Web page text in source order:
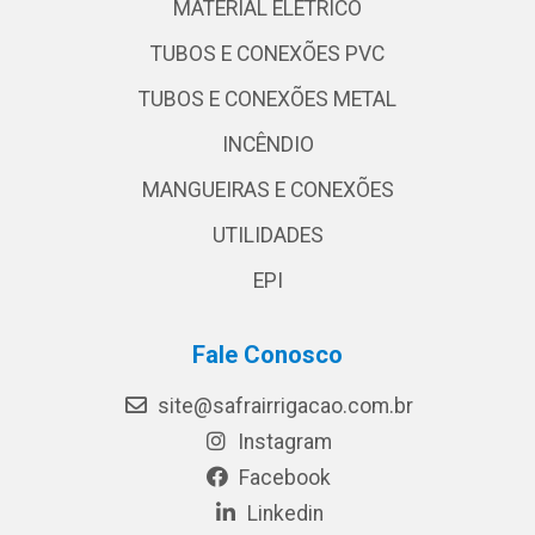
MATERIAL ELÉTRICO
TUBOS E CONEXÕES PVC
TUBOS E CONEXÕES METAL
INCÊNDIO
MANGUEIRAS E CONEXÕES
UTILIDADES
EPI
Fale Conosco
site@safrairrigacao.com.br
Instagram
Facebook
Linkedin